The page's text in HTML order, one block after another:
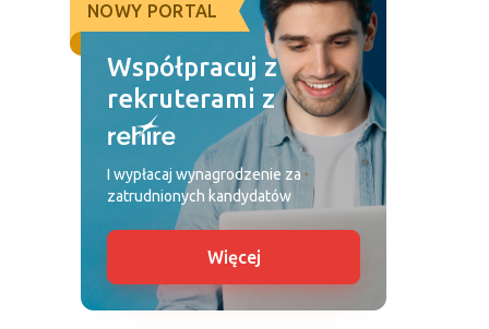
NOWY PORTAL
Współpracuj z
rekruterami z
I wypłacaj wynagrodzenie za
zatrudnionych kandydatów
Więcej